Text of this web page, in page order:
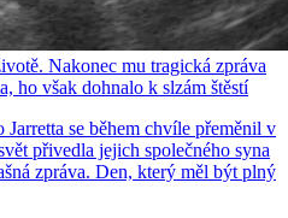
Nakonec mu tragická zpráva
ho však dohnalo k slzám štěstí
se během chvíle přeměnil v
přivedla jejich společného syna
zpráva. Den, který měl být plný